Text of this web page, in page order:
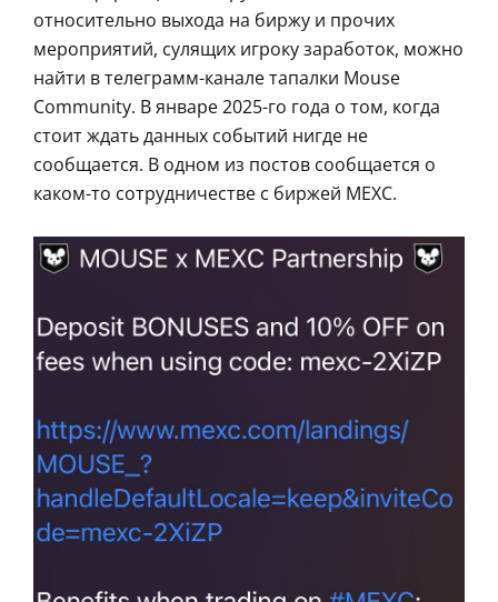
относительно выхода на биржу и прочих
мероприятий, сулящих игроку заработок, можно
найти в телеграмм-канале тапалки Mouse
Community. В январе 2025-го года о том, когда
стоит ждать данных событий нигде не
сообщается. В одном из постов сообщается о
каком-то сотрудничестве с биржей MEXC.